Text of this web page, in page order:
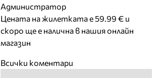
Администратор
Цената на жилетката е 59.99 € и
скоро ще е налична в нашия онлайн
магазин
Всички коментари